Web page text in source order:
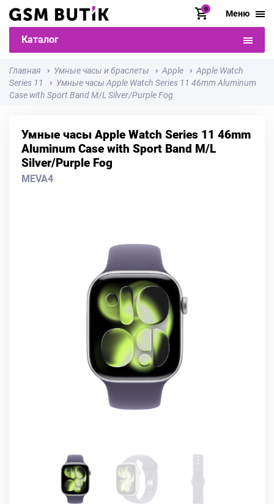
0 Меню
Каталог
Главная Умные часы и браслеты Apple
Apple Watch
Series 11
Умные часы Apple Watch Series 11 46mm Aluminum
Case with Sport Band M/L Silver/Purple Fog
Умные часы Apple Watch Series 11 46mm
Aluminum Case with Sport Band M/L
Silver/Purple Fog
MEVA4